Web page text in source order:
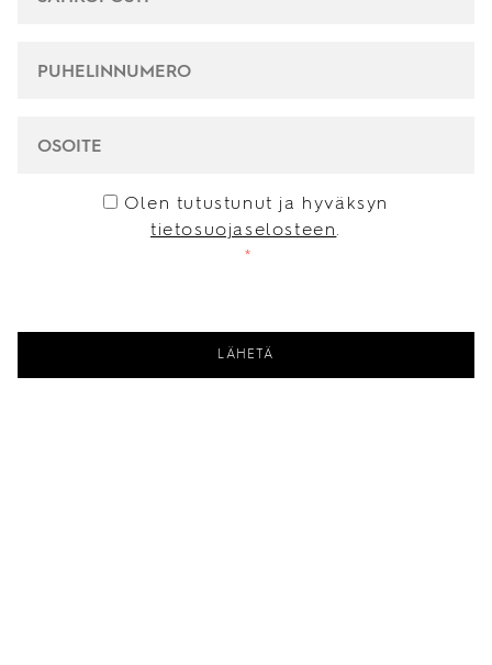
CONSENT *
Olen tutustunut ja hyväksyn
tietosuojaselosteen.
*